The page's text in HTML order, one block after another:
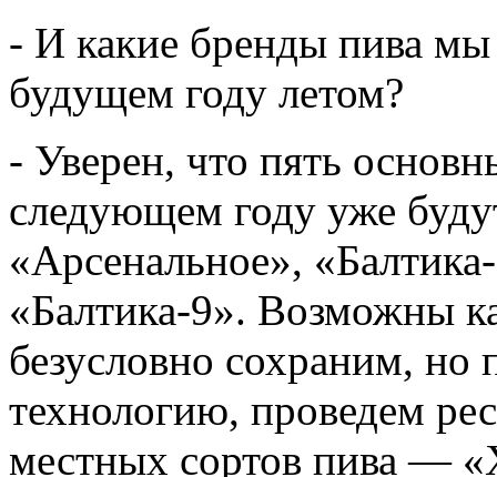
- И какие бренды пива
будущем году летом?
- Уверен, что пять
следующем году уже
«Арсенальное»,
«Балтика-9». Возможны
безусловно сохраним, но
технологию, проведем
местных сортов пива —